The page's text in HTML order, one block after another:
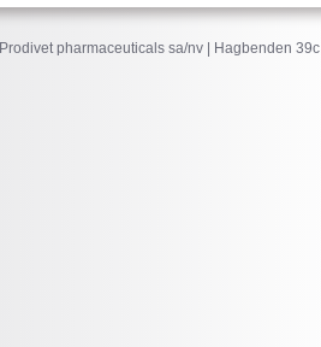
Prodivet pharmaceuticals sa/nv | Hagbenden